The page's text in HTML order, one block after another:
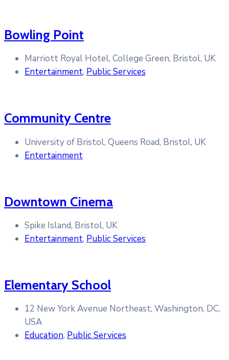
Bowling Point
Marriott Royal Hotel, College Green, Bristol, UK
Entertainment, Public Services
Community Centre
University of Bristol, Queens Road, Bristol, UK
Entertainment
Downtown Cinema
Spike Island, Bristol, UK
Entertainment, Public Services
Elementary School
12 New York Avenue Northeast, Washington, DC,
USA
Education, Public Services